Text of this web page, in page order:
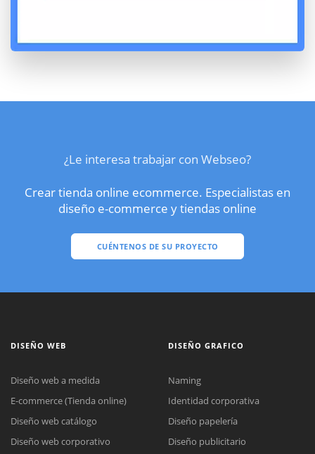
¿Le interesa trabajar con Webseo?
Crear tienda online ecommerce. Especialistas en
diseño e-commerce y tiendas online
CUÉNTENOS DE SU PROYECTO
DISEÑO WEB
Diseño web a medida
E-commerce (Tienda online)
Diseño web catálogo
Diseño web corporativo
DISEÑO GRAFICO
Naming
Identidad corporativa
Diseño papelería
Diseño publicitario